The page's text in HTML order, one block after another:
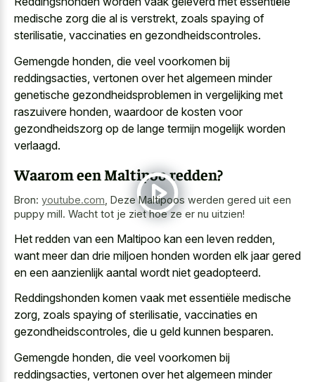
medische zorg die al is verstrekt, zoals spaying of
sterilisatie, vaccinaties en gezondheidscontroles.
Gemengde honden, die veel voorkomen bij
reddingsacties, vertonen over het algemeen minder
genetische gezondheidsproblemen in vergelijking met
raszuivere honden, waardoor de kosten voor
gezondheidszorg op de lange termijn mogelijk worden
verlaagd.
Waarom een Maltipoo redden?
Bron: youtube.com Deze Maltipoos werden gered uit een
puppy mill. Wacht tot je ziet hoe ze er nu uitzien!
Het redden van een Maltipoo kan een leven redden,
want meer dan drie miljoen honden worden elk jaar gered
en een aanzienlijk aantal wordt niet geadopteerd.
Reddingshonden komen vaak met essentiële medische
zorg, zoals spaying of sterilisatie, vaccinaties en
gezondheidscontroles, die u geld kunnen besparen.
Gemengde honden, die veel voorkomen bij
reddingsacties, vertonen over het algemeen minder